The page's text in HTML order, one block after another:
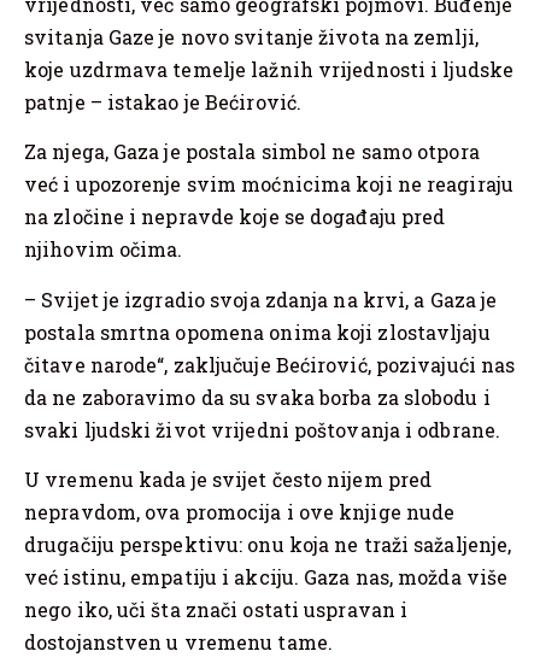
svitanja Gaze je novo svitanje života na zemlji,
koje uzdrmava temelje lažnih vrijednosti i ljudske
patnje – istakao je Bećirović.
Za njega, Gaza je postala simbol ne samo otpora
već i upozorenje svim moćnicima koji ne reagiraju
na zločine i nepravde koje se događaju pred
njihovim očima.
– Svijet je izgradio svoja zdanja na krvi, a Gaza je
postala smrtna opomena onima koji zlostavljaju
čitave narode“, zaključuje Bećirović, pozivajući nas
da ne zaboravimo da su svaka borba za slobodu i
svaki ljudski život vrijedni poštovanja i odbrane.
U vremenu kada je svijet često nijem pred
nepravdom, ova promocija i ove knjige nude
drugačiju perspektivu: onu koja ne traži sažaljenje,
već istinu, empatiju i akciju. Gaza nas, možda više
nego iko, uči šta znači ostati uspravan i
dostojanstven u vremenu tame.